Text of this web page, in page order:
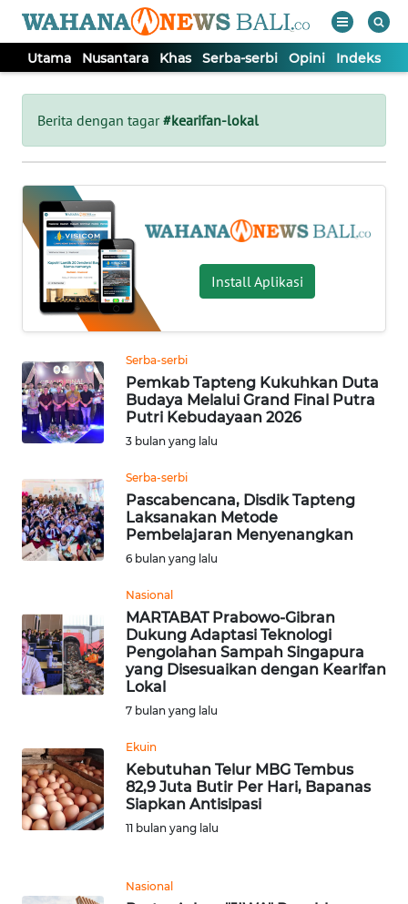
Utama Nusantara Khas Serba-serbi Opini Indeks
Berita dengan tagar#kearifan-lokal
Install Aplikasi
Serba-serbi
Pemkab Tapteng Kukuhkan Duta
Budaya Melalui Grand Final Putra
Putri Kebudayaan 2026
3 bulan yang lalu
Serba-serbi
Pascabencana, Disdik Tapteng
Laksanakan Metode
Pembelajaran Menyenangkan
6 bulan yang lalu
Nasional
MARTABAT Prabowo-Gibran
Dukung Adaptasi Teknologi
Pengolahan Sampah Singapura
yang Disesuaikan dengan Kearifan
Lokal
7 bulan yang lalu
Ekuin
Kebutuhan Telur MBG Tembus
82,9 Juta Butir Per Hari, Bapanas
Siapkan Antisipasi
11 bulan yang lalu
Nasional
Tutup
UTAMA
NUSANTARA
KHAS
SERBA-
SERBI
OPINI
Informasi
INDEKS
BERITA
KONTAK
KAMI
INFO
IKLAN
TENTANG
KAMI
PEDOMAN
MEDIA
SIBER
REDAKSI